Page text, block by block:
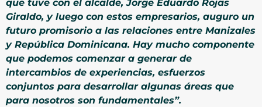
que tuve con el alcalde, Jorge Eduardo Rojas
Giraldo, y luego con estos empresarios, auguro un
futuro promisorio a las relaciones entre Manizales
y República Dominicana. Hay mucho componente
que podemos comenzar a generar de
intercambios de experiencias, esfuerzos
conjuntos para desarrollar algunas áreas que
para nosotros son fundamentales”.